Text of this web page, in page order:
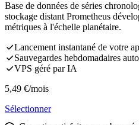
Base de données de séries
stockage distant Prometheus
métriques à l'échelle planétaire.
Lancement instantané de votre
Sauvegardes hebdomadaires
VPS géré par IA
5,49 €/mois
Sélectionner